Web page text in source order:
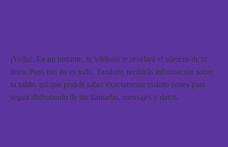
¡Voila!: En un instante, tu teléfono te revelará el número de tu
línea. Pero eso no es todo. También recibirás información sobre
tu saldo, así que podrás saber exactamente cuánto tienes para
seguir disfrutando de tus llamadas, mensajes y datos.